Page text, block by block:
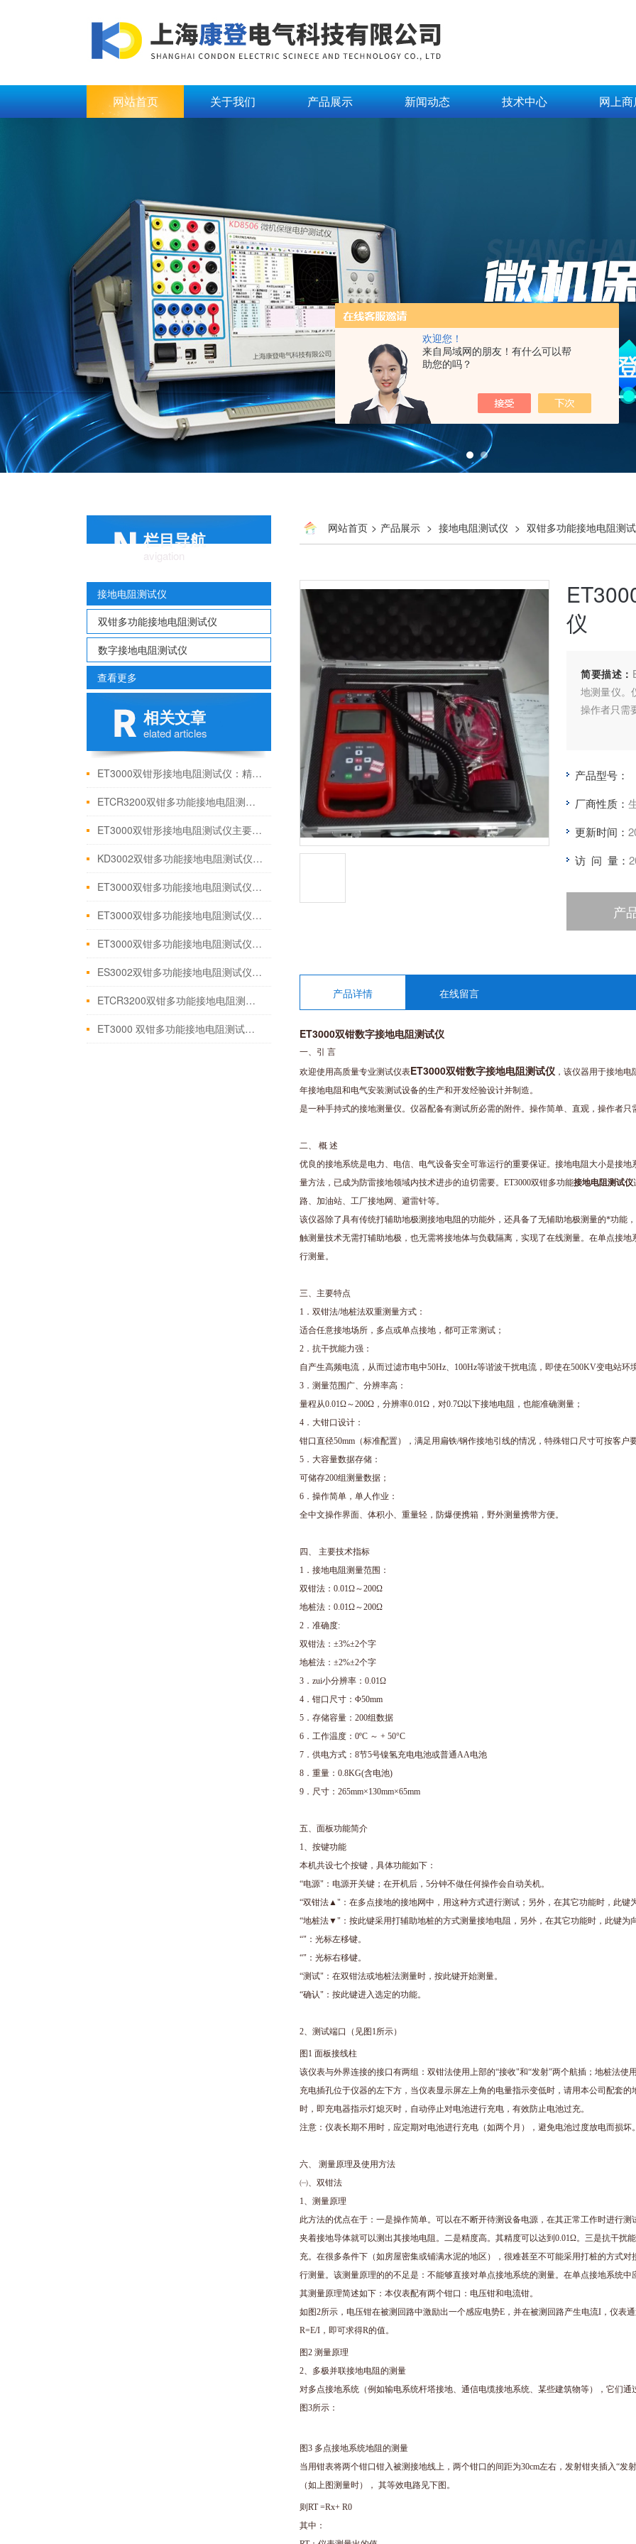
欢迎您！
来自局域网的朋友！有什么可以帮
助您的吗？
网站首页 关于我们 产品展示 新闻动态 技术中心 网上商
栏目导航
avigation
接地电阻测试仪
双钳多功能接地电阻测试仪
数字接地电阻测试仪
查看更多
相关文章
elated articles
ET3000双钳形接地电阻测试仪：精准测量，安全守护
ETCR3200双钳多功能接地电阻测试仪【上海康登电气科技有限公司】
ET3000双钳形接地电阻测试仪主要特点
KD3002双钳多功能接地电阻测试仪 技术参数
ET3000双钳多功能接地电阻测试仪 面板功能简介
ET3000双钳多功能接地电阻测试仪主要特点
ET3000双钳多功能接地电阻测试仪 讲解性能
ES3002双钳多功能接地电阻测试仪适用范围技术参数
ETCR3200双钳多功能接地电阻测试仪产品简介
ET3000 双钳多功能接地电阻测试仪测量原理及使用方法
网站首页 > 产品展示 > 接地电阻测试仪 > 双钳多功能接地电阻测
仪
简要描述：
地测量仪。
操作者只需
产品型号：
厂商性质：
更新时间：
访 问 量：
产
产品详情 在线留言
ET3000双钳数字接地电阻测试仪
一、引 言
欢迎使用高质量专业测试仪表ET3000双钳数字接地电阻测试仪 ，该仪器用于接地
年接地电阻和电气安装测试设备的生产和开发经验设计并制造。
是一种手持式的接地测量仪。仪器配备有测试所必需的附件。操作简单、直观，操作者只
二、 概 述
优良的接地系统是电力、电信、电气设备安全可靠运行的重要保证。接地电阻大小是接
量方法，已成为防雷接地领域内技术进步的迫切需要。ET3000双钳多功能接地电阻测试仪
路、加油站、工厂接地网、避雷针等。
该仪器除了具有传统打辅助地极测接地电阻的功能外，还具备了无辅助地极测量的*功能
触测量技术无需打辅助地极，也无需将接地体与负载隔离，实现了在线测量。在单点接
行测量。
三、 主要特点
1．双钳法/地桩法双重测量方式：
适合任意接地场所，多点或单点接地，都可正常测试；
2．抗干扰能力强：
自产生高频电流，从而过滤市电中50Hz、100Hz等谐波干扰电流，即使在500KV变电站环
3．测量范围广、分辨率高：
量程从0.01Ω～200Ω，分辨率0.01Ω，对0.7Ω以下接地电阻，也能准确测量；
4．大钳口设计：
钳口直径50mm（标准配置），满足用扁铁/钢作接地引线的情况，特殊钳口尺寸可按客户
5．大容量数据存储：
可储存200组测量数据；
6．操作简单，单人作业：
全中文操作界面、体积小、重量轻，防爆便携箱，野外测量携带方便。
四、 主要技术指标
1．接地电阻测量范围：
双钳法：0.01Ω～200Ω
地桩法：0.01Ω～200Ω
2．准确度:
双钳法：±3%±2个字
地桩法：±2%±2个字
3．zui小分辨率：0.01Ω
4．钳口尺寸：Φ50mm
5．存储容量：200组数据
6．工作温度：0ºC ～ + 50°C
7．供电方式：8节5号镍氢充电电池或普通AA电池
8．重量：0.8KG(含电池)
9．尺寸：265mm×130mm×65mm
五、面板功能简介
1、按键功能
本机共设七个按键，具体功能如下：
“电源"：电源开关键；在开机后，5分钟不做任何操作会自动关机。
“双钳法▲"：在多点接地的接地网中，用这种方式进行测试；另外，在其它功能时，此键
“地桩法▼"：按此键采用打辅助地桩的方式测量接地电阻，另外，在其它功能时，此键为
“"：光标左移键。
“"：光标右移键。
“测试"：在双钳法或地桩法测量时，按此键开始测量。
“确认"：按此键进入选定的功能。
2、测试端口（见图1所示）
图1 面板接线柱
该仪表与外界连接的接口有两组：双钳法使用上部的“接收"和“发射"两个航插；地桩法使用
充电插孔位于仪器的左下方，当仪表显示屏左上角的电量指示变低时，请用本公司配套
时，即充电器指示灯熄灭时，自动停止对电池进行充电，有效防止电池过充。
注意：仪表长期不用时，应定期对电池进行充电（如两个月），避免电池过度放电而损坏
六、 测量原理及使用方法
㈠、双钳法
1、测量原理
此方法的优点在于：一是操作简单。可以在不断开待测设备电源，在其正常工作时进行
夹着接地导体就可以测出其接地电阻。二是精度高。其精度可以达到0.01Ω。三是抗干扰
充。在很多条件下（如房屋密集或铺满水泥的地区），很难甚至不可能采用打桩的方式
行测量。该测量原理的的不足是：不能够直接对单点接地系统的测量。在单点接地系统中
其测量原理简述如下：本仪表配有两个钳口：电压钳和电流钳。
如图2所示，电压钳在被测回路中激励出一个感应电势E，并在被测回路产生电流I，仪表
R=E/I，即可求得R的值。
图2 测量原理
2、多极并联接地电阻的测量
对多点接地系统（例如输电系统杆塔接地、通信电缆接地系统、某些建筑物等），它们
图3所示：
图3 多点接地系统地阻的测量
当用钳表将两个钳口钳入被测接地线上，两个钳口的间距为30cm左右，发射钳夹插入“发
（如上图测量时）， 其等效电路见下图。
则RT =Rx+ R0
其中：